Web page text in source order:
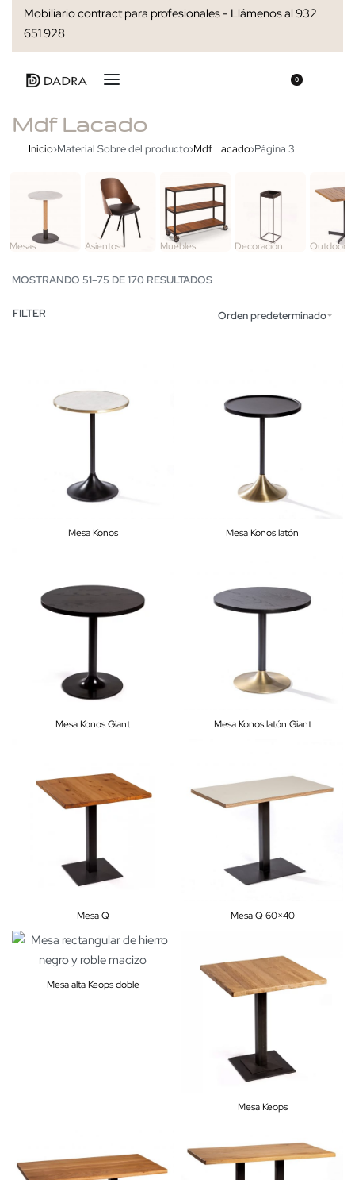
Mobiliario contract para profesionales - Llámenos al 932
651 928
0
Mdf Lacado
Inicio›Material Sobre del producto›Mdf Lacado›Página 3
Mesas Asientos Muebles Decoración Outdoor
MOSTRANDO 51–75 DE 170 RESULTADOS
Orden predeterminado
FILTER
Mesa Konos Mesa Konos latón
Mesa Konos Giant Mesa Konos latón Giant
Mesa Q Mesa Q 60×40
Mesa alta Keops doble
Mesa Keops